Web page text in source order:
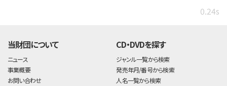
0.24s
当財団について
ニュース
事業概要
お問い合わせ
CD・DVDを探す
ジャンル一覧から検索
発売年月/番号から検索
人名一覧から検索